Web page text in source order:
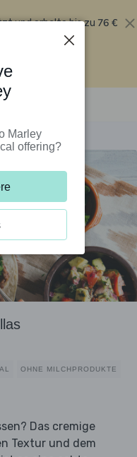
und erhalte bis zu 76 €
fünf Boxen
OHNE MILCHPRODUKTE
Das cremige
Textur und dem
Marley
offering?